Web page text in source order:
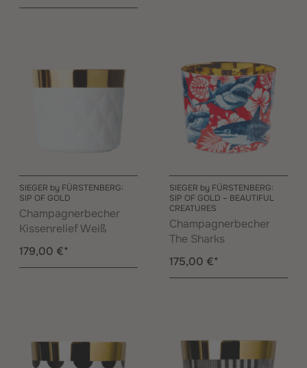
SIEGER by FÜRSTENBERG:
SIP OF GOLD
Champagnerbecher
Kissenrelief Weiß
179,00 €*
SIEGER by FÜRSTENBERG:
SIP OF GOLD – BEAUTIFUL
CREATURES
Champagnerbecher
The Sharks
175,00 €*